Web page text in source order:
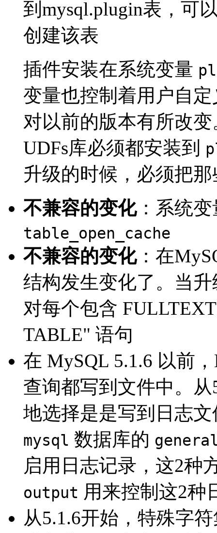
到mysql.plugin表，可
创建该表
插件安装在系统变量
变量也控制着用户自
对以前的版本有所改
UDFs库必须都安装到
升级的时候，必须把
不兼容的变化：系统
table_open_cache
不兼容的变化：在
结构发生变化了。当
对每个包含
TABLE" 语句
在 MySQL 5.1.6 以前
查询都写到文件中。
地选择是是写到日志
mysql 数据库的
启用日志记录，这2种
output 用来控制这2种
从5.1.6开始，特殊字